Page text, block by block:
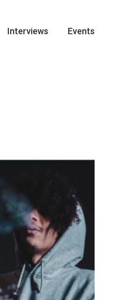
Interviews Events